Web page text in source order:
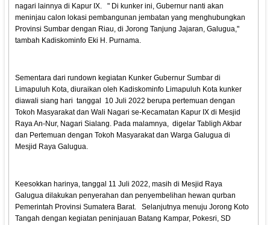
nagari lainnya di Kapur IX. " Di kunker ini, Gubernur nanti akan
meninjau calon lokasi pembangunan jembatan yang menghubungkan
Provinsi Sumbar dengan Riau, di Jorong Tanjung Jajaran, Galugua,"
tambah Kadiskominfo Eki H. Purnama.
Sementara dari rundown kegiatan Kunker Gubernur Sumbar di
Limapuluh Kota, diuraikan oleh Kadiskominfo Limapuluh Kota kunker
diawali siang hari tanggal 10 Juli 2022 berupa pertemuan dengan
Tokoh Masyarakat dan Wali Nagari se-Kecamatan Kapur IX di Mesjid
Raya An-Nur, Nagari Sialang. Pada malamnya, digelar Tabligh Akbar
dan Pertemuan dengan Tokoh Masyarakat dan Warga Galugua di
Mesjid Raya Galugua.
Keesokkan harinya, tanggal 11 Juli 2022, masih di Mesjid Raya
Galugua dilakukan penyerahan dan penyembelihan hewan qurban
Pemerintah Provinsi Sumatera Barat. Selanjutnya menuju Jorong Koto
Tangah dengan kegiatan peninjauan Batang Kampar, Pokesri, SD